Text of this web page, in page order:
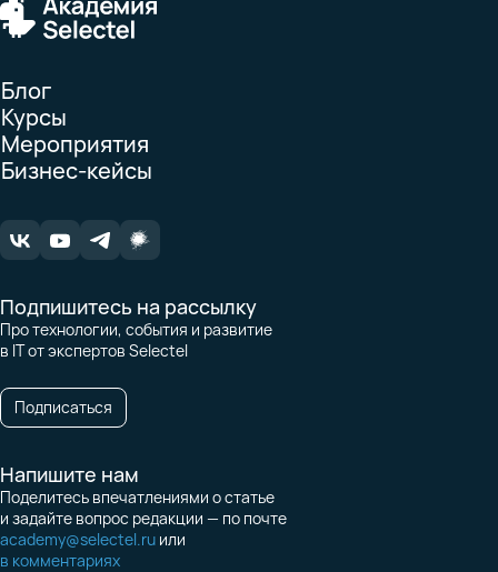
Блог
Курсы
Мероприятия
Бизнес-кейсы
Подпишитесь на рассылку
Про технологии, события и развитие
в IT от экспертов Selectel
Подписаться
Напишите нам
Поделитесь впечатлениями о статье
и задайте вопрос редакции — по почте
academy@selectel.ru или
в комментариях